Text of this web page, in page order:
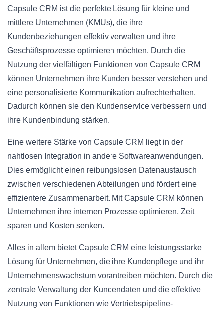
Capsule CRM ist die perfekte Lösung für kleine und
mittlere Unternehmen (KMUs), die ihre
Kundenbeziehungen effektiv verwalten und ihre
Geschäftsprozesse optimieren möchten. Durch die
Nutzung der vielfältigen Funktionen von Capsule CRM
können Unternehmen ihre Kunden besser verstehen und
eine personalisierte Kommunikation aufrechterhalten.
Dadurch können sie den Kundenservice verbessern und
ihre Kundenbindung stärken.
Eine weitere Stärke von Capsule CRM liegt in der
nahtlosen Integration in andere Softwareanwendungen.
Dies ermöglicht einen reibungslosen Datenaustausch
zwischen verschiedenen Abteilungen und fördert eine
effizientere Zusammenarbeit. Mit Capsule CRM können
Unternehmen ihre internen Prozesse optimieren, Zeit
sparen und Kosten senken.
Alles in allem bietet Capsule CRM eine leistungsstarke
Lösung für Unternehmen, die ihre Kundenpflege und ihr
Unternehmenswachstum vorantreiben möchten. Durch die
zentrale Verwaltung der Kundendaten und die effektive
Nutzung von Funktionen wie Vertriebspipeline-